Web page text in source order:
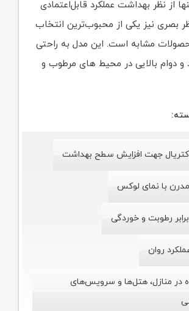
از نظر بهداشت عملکرد قابل‌اعتمادی
نظر بصری نیز یکی از محبوب‌ترین انتخاب‌
مشابه است. این مدل به‌ راحتی
دوام بالایی در محیط‌ های مرطوب و
جهت افزایش سطح بهداشت
با نمای لوکس
رطوبت و خوردگی
روان
در منازل، هتل‌ها و سرویس‌های